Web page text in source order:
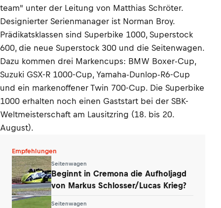
team" unter der Leitung von Matthias Schröter.
Designierter Serienmanager ist Norman Broy.
Prädikatsklassen sind Superbike 1000, Superstock
600, die neue Superstock 300 und die Seitenwagen.
Dazu kommen drei Markencups: BMW Boxer-Cup,
Suzuki GSX-R 1000-Cup, Yamaha-Dunlop-R6-Cup
und ein markenoffener Twin 700-Cup. Die Superbike
1000 erhalten noch einen Gaststart bei der SBK-
Weltmeisterschaft am Lausitzring (18. bis 20.
August).
Empfehlungen
Seitenwagen
Beginnt in Cremona die Aufholjagd
von Markus Schlosser/Lucas Krieg?
Seitenwagen